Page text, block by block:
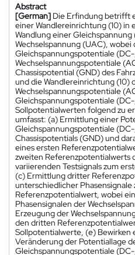
Abstract
[German] Die Erfindung betrifft
einer Wandlereinrichtung (10) in
Wandlung einer Gleichspannung
Wechselspannung (UAC), wobei
Gleichspannungspotentiale
Wechselspannungspotentiale
Chassispotential (GND) des
und die Wandlereinrichtung (10)
Wechselspannungspotentiale
Gleichspannungspotentiale
Sollpotentialwerten folgend zu
umfasst: (a) Ermittlung einer
Gleichspannungspotentiale
Chassispotentials (GND) und
eines ersten
zweiten Referenzpotentialwerts
variierenden Testsignals zum
(c) Ermittlung dritter
unterschiedlicher Phasensignale
Referenzpotentialwert, wobei
Phasensignalen der
Erzeugung der
den dritten
Sollpotentialwerte, (e) Bewirken
Veränderung der Potentiallage
Gleichspannungspotentiale